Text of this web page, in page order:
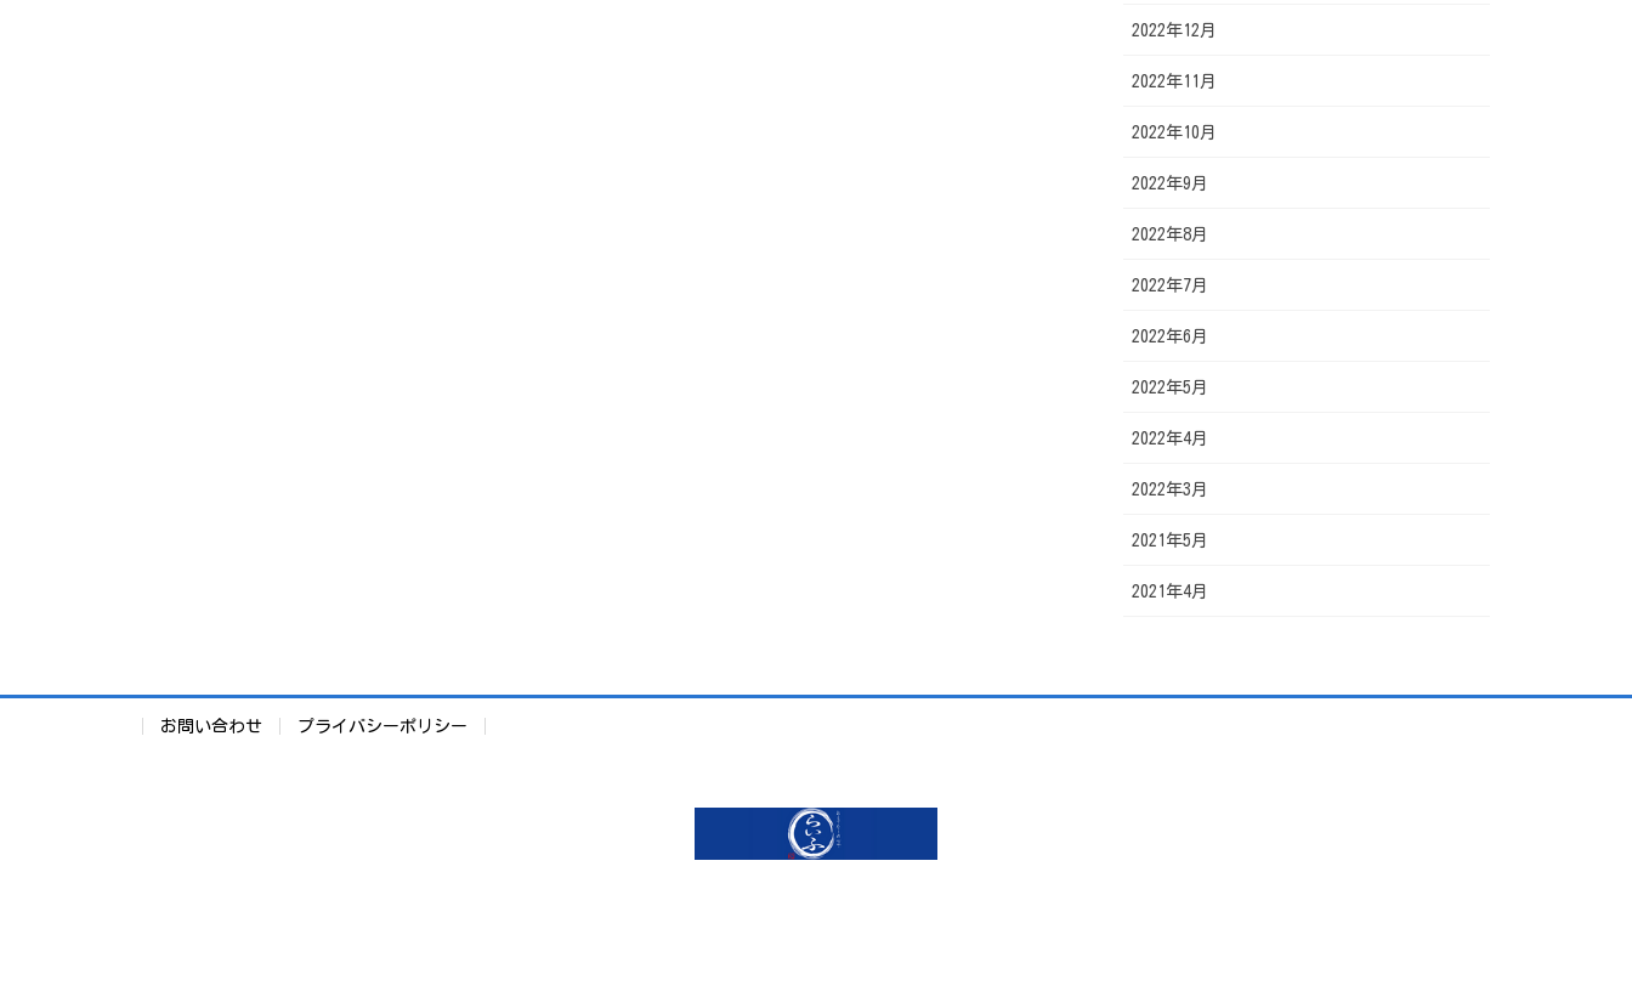
2022年12月
2022年11月
2022年10月
2022年9月
2022年8月
2022年7月
2022年6月
2022年5月
2022年4月
2022年3月
2021年5月
2021年4月
お問い合わせ プライバシーポリシー